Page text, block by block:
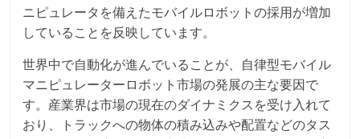
ニピュレータを備えたモバイルロボットの採用が増加
していることを反映しています。
世界中で自動化が進んでいることが、自律型モバイル
マニピュレーターロボット市場の発展の主な要因で
す。産業界は市場の現在のダイナミクスを受け入れて
おり、トラックへの物体の積み込みや配置などのタス